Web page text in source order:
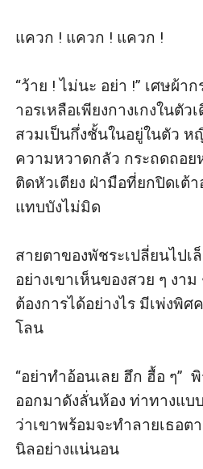
แควก ! แควก ! แควก !
“ว้าย ! ไม่นะ อย่า !” เศษผ้า
าอรเหลือเพียงกางเกงในตั
สวมเป็นกึ่งชั้นในอยู่ในตัว ห
ความหวาดกลัว กระถดถอ
ติดหัวเตียง ฝ่ามือที่ยกปิดเต้
แทบบังไม่มิด
สายตาของพัชระเปลี่ยนไปเ
อย่างเขาเห็นของสวย ๆ งา
ต้องการได้อย่างไร มีเพ่งพิ
โลน
“อย่าทำอ้อนเลย ฮึก ฮื้อ ๆ”
ออกมาดังลั่นห้อง ท่าทางแบ
ว่าเขาพร้อมจะทำลายเธอต
นิลอย่างแน่นอน